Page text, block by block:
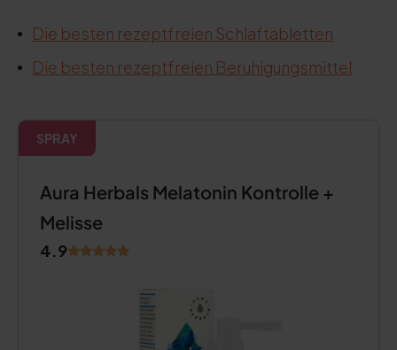
Die besten rezeptfreien Schlaftabletten
Die besten rezeptfreien Beruhigungsmittel
SPRAY
Aura Herbals Melatonin Kontrolle +
Melisse
4.9